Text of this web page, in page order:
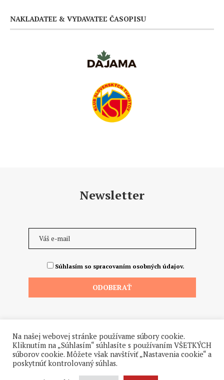
NAKLADATEĽ & VYDAVATEĽ ČASOPISU
Newsletter
Súhlasím so spracovaním osobných údajov.
©2026 - Všetky práva vyhradené. Hrdo a od ♥ dodalo štúdio
Na našej webovej stránke používame súbory cookie.
Kliknutím na „Súhlasím“ súhlasíte s používaním VŠETKÝCH
súborov cookie. Môžete však navštíviť „Nastavenia cookie“ a
poskytnúť kontrolovaný súhlas.